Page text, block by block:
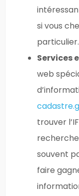
si vous
particulier.
Services
web
trouver
souvent
faire